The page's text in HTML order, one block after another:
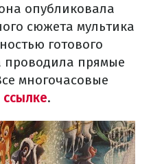
опубликовала
сюжета мультика
готового
проводила прямые
многочасовые
ссылке.